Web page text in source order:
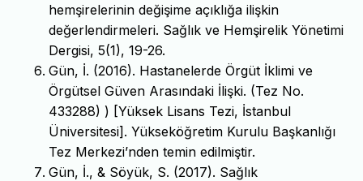
hemşirelerinin değişime açıklığa ilişkin
değerlendirmeleri. Sağlık ve Hemşirelik Yönetimi
Dergisi, 5(1), 19-26.
Gün, İ. (2016). Hastanelerde Örgüt İklimi ve
Örgütsel Güven Arasındaki İlişki. (Tez No.
433288) ) [Yüksek Lisans Tezi, İstanbul
Üniversitesi]. Yükseköğretim Kurulu Başkanlığı
Tez Merkezi’nden temin edilmiştir.
Gün, İ., & Söyük, S. (2017). Sağlık